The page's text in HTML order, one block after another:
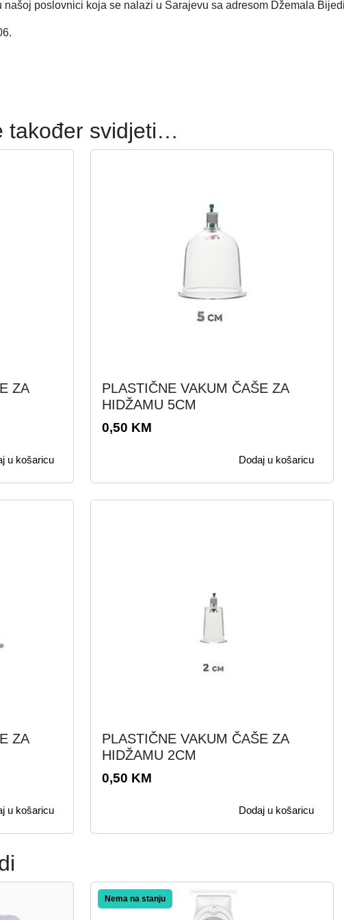
poslovnici koja se nalazi u Sarajevu sa adresom Džemala
također svidjeti…
ZA
u košaricu
PLASTIČNE VAKUM ČAŠE ZA
HIDŽAMU 5CM
0,50 KM
Dodaj u košaricu
ZA
u košaricu
PLASTIČNE VAKUM ČAŠE ZA
HIDŽAMU 2CM
0,50 KM
Dodaj u košaricu
Akcija!